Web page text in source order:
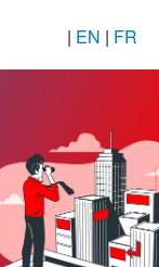
| EN | FR